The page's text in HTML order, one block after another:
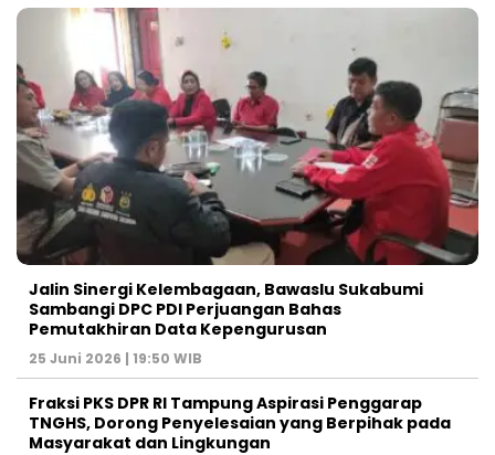
Jalin Sinergi Kelembagaan, Bawaslu Sukabumi
Sambangi DPC PDI Perjuangan Bahas
Pemutakhiran Data Kepengurusan
25 Juni 2026 | 19:50 WIB
‎Fraksi PKS DPR RI Tampung Aspirasi Penggarap
TNGHS, Dorong Penyelesaian yang Berpihak pada
Masyarakat dan Lingkungan‎